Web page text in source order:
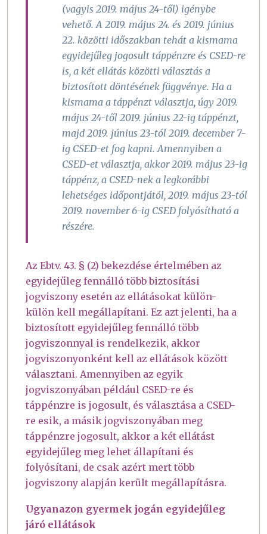
(vagyis 2019. május 24-től) igénybe
vehető. A 2019. május 24. és 2019. június
22. közötti időszakban tehát a kismama
egyidejűleg jogosult táppénzre és CSED-re
is, a két ellátás közötti választás a
biztosított döntésének függvénye. Ha a
kismama a táppénzt választja, úgy 2019.
május 24-től 2019. június 22-ig táppénzt,
majd 2019. június 23-tól 2019. december 7-
ig CSED-et fog kapni. Amennyiben a
CSED-et választja, akkor 2019. május 23-ig
táppénz, a CSED-nek a legkorábbi
lehetséges időpontjától, 2019. május 23-tól
2019. november 6-ig CSED folyósítható a
részére.
Az Ebtv. 43. § (2) bekezdése értelmében az
egyidejűleg fennálló több biztosítási
jogviszony esetén az ellátásokat külön-
külön kell megállapítani. Ez azt jelenti, ha a
biztosított egyidejűleg fennálló több
jogviszonnyal is rendelkezik, akkor
jogviszonyonként kell az ellátások között
választani. Amennyiben az egyik
jogviszonyában például CSED-re és
táppénzre is jogosult, és választása a CSED-
re esik, a másik jogviszonyában meg
táppénzre jogosult, akkor a két ellátást
egyidejűleg meg lehet állapítani és
folyósítani, de csak azért mert több
jogviszony alapján került megállapításra.
Ugyanazon gyermek jogán egyidejűleg
járó ellátások